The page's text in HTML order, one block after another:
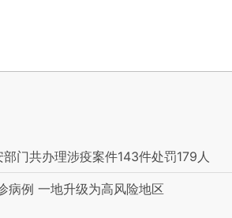
门共办理涉疫案件143件处罚179人
病例 一地升级为高风险地区